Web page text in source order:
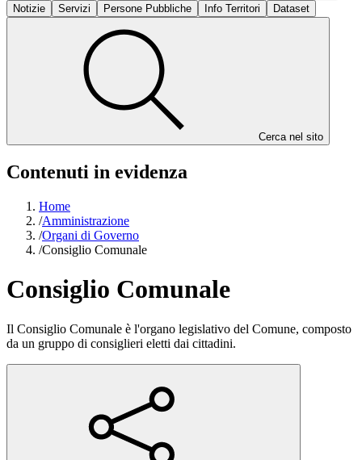
Notizie
Servizi Persone Pubbliche Info Territori Dataset
Cerca nel sito
Contenuti in evidenza
Home
/Amministrazione
/Organi di Governo
/Consiglio Comunale
Consiglio Comunale
Il Consiglio Comunale è l'organo legislativo del Comune, composto
da un gruppo di consiglieri eletti dai cittadini.